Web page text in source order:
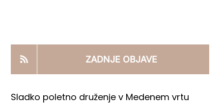
PRODAJNI IZDELKI
AKTUALNO
ZADNJE OBJAVE
Sladko poletno druženje v Medenem vrtu